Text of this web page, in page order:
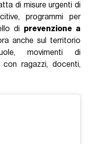
di misure urgenti di
programmi per
di prevenzione a
anche sul territorio
movimenti di
con ragazzi, docenti,